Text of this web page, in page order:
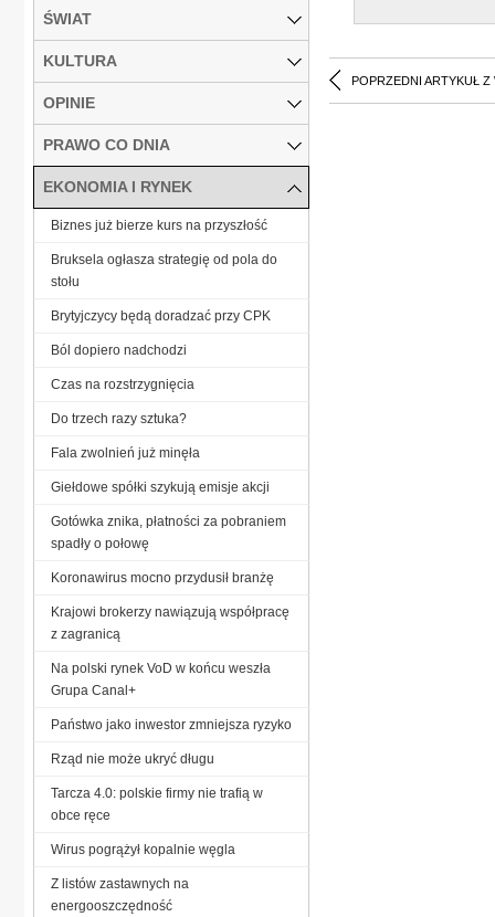
POPRZEDNI ARTYKUŁ Z
ŚWIAT
KULTURA
OPINIE
PRAWO CO DNIA
EKONOMIA I RYNEK
Biznes już bierze kurs na przyszłość
Bruksela ogłasza strategię od pola do
stołu
Brytyjczycy będą doradzać przy CPK
Ból dopiero nadchodzi
Czas na rozstrzygnięcia
Do trzech razy sztuka?
Fala zwolnień już minęła
Giełdowe spółki szykują emisje akcji
Gotówka znika, płatności za pobraniem
spadły o połowę
Koronawirus mocno przydusił branżę
Krajowi brokerzy nawiązują współpracę
z zagranicą
Na polski rynek VoD w końcu weszła
Grupa Canal+
Państwo jako inwestor zmniejsza ryzyko
Rząd nie może ukryć długu
Tarcza 4.0: polskie firmy nie trafią w
obce ręce
Wirus pogrążył kopalnie węgla
Z listów zastawnych na
energooszczędność